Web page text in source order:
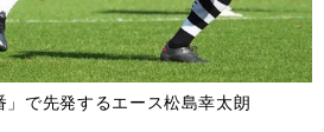
」で先発するエース松島幸太朗